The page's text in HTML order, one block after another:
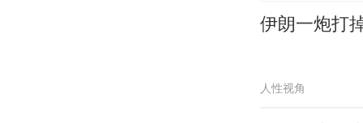
伊朗一炮打
人性视角